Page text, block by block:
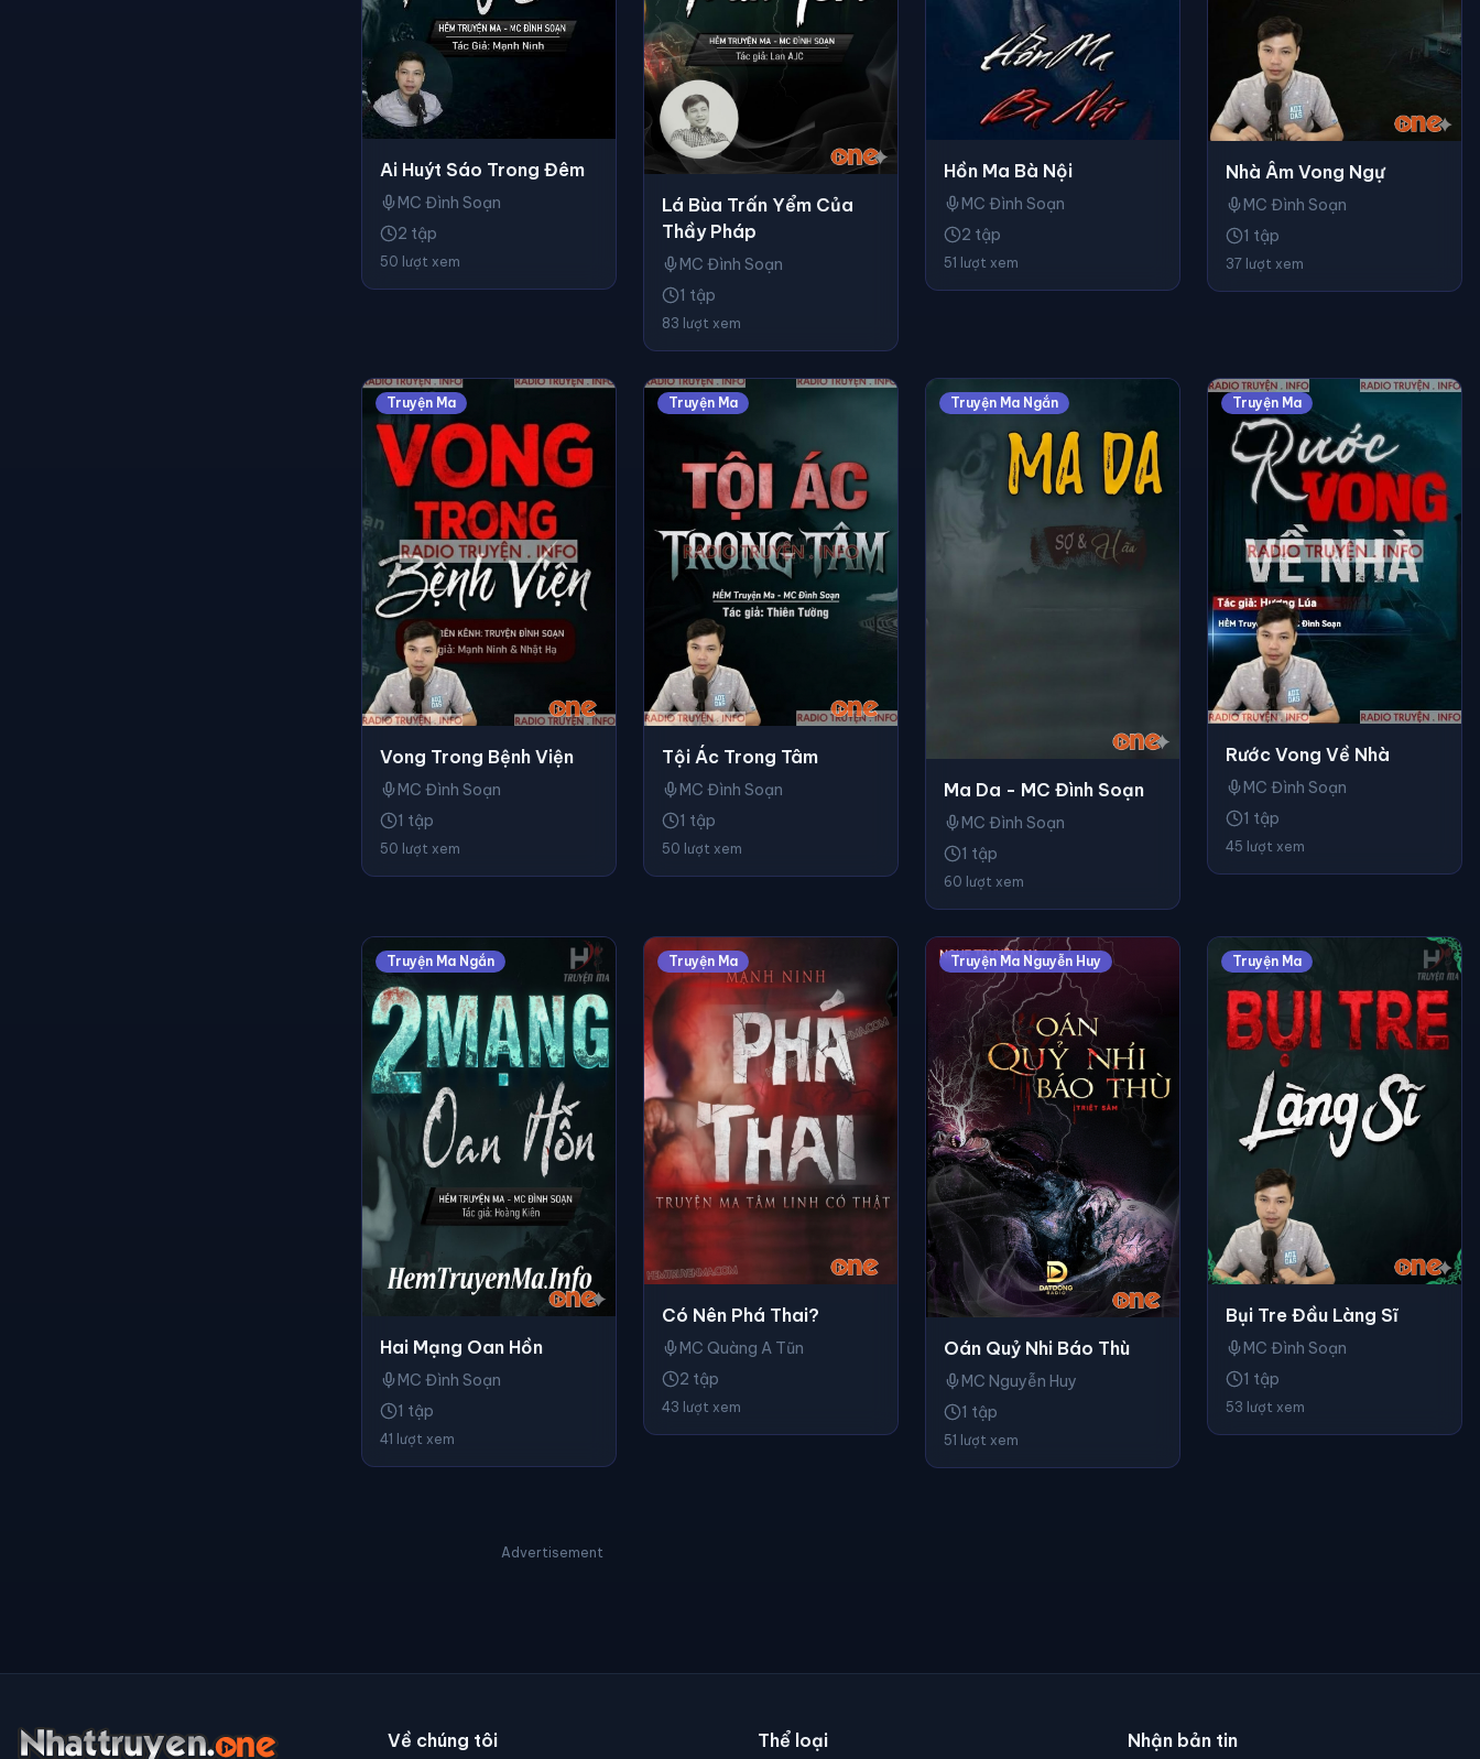
Ai Huýt Sáo Trong Đêm
MC Đình Soạn
2 tập
50 lượt xem
Lá Bùa Trấn Yểm Của
Thầy Pháp
MC Đình Soạn
1 tập
83 lượt xem
Hồn Ma Bà Nội
MC Đình Soạn
2 tập
51 lượt xem
Nhà Âm Vong Ngự
MC Đình Soạn
1 tập
37 lượt xem
Truyện Ma
Vong Trong Bệnh Viện
MC Đình Soạn
1 tập
50 lượt xem
Truyện Ma
Tội Ác Trong Tâm
MC Đình Soạn
1 tập
50 lượt xem
Truyện Ma Ngắn
Ma Da - MC Đình Soạn
MC Đình Soạn
1 tập
60 lượt xem
Truyện Ma
Rước Vong Về Nhà
MC Đình Soạn
1 tập
45 lượt xem
Truyện Ma Ngắn
Hai Mạng Oan Hồn
MC Đình Soạn
1 tập
41 lượt xem
Truyện Ma
Có Nên Phá Thai?
MC Quàng A Tũn
2 tập
43 lượt xem
Truyện Ma Nguyễn Huy
Oán Quỷ Nhi Báo Thù
MC Nguyễn Huy
1 tập
51 lượt xem
Truyện Ma
Bụi Tre Đầu Làng Sĩ
MC Đình Soạn
1 tập
53 lượt xem
Advertisement
Về chúng tôi Thể loại Nhận bản tin